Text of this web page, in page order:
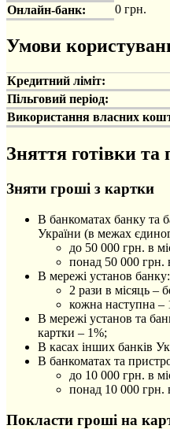
Онлайн-банк:
0 грн.
Умови
Кредитний ліміт:
Пільговий період:
Використання власних
Зняття готівки
Зняти гроші з картки
В банкоматах банку та
України (в межах
до 50 000 грн. в
понад 50 000 грн.
В мережі установ банку:
2 рази в місяць –
кожна наступна –
В мережі установ та
картки – 1%;
В касах інших банків
В банкоматах та
до 10 000 грн. в
понад 10 000 грн.
Покласти гроші на